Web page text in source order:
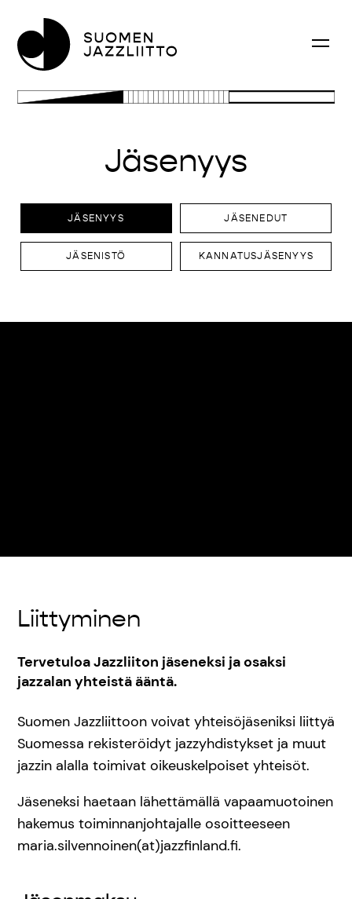
Jäsenyys
JÄSENYYS JÄSENEDUT
JÄSENISTÖ KANNATUSJÄSENYYS
Liittyminen
Tervetuloa Jazzliiton jäseneksi ja osaksi
jazzalan yhteistä ääntä.
Suomen Jazzliittoon voivat yhteisöjäseniksi liittyä
Suomessa rekisteröidyt jazzyhdistykset ja muut
jazzin alalla toimivat oikeuskelpoiset yhteisöt.
Jäseneksi haetaan lähettämällä vapaamuotoinen
hakemus toiminnanjohtajalle osoitteeseen
maria.silvennoinen(at)jazzfinland.fi.